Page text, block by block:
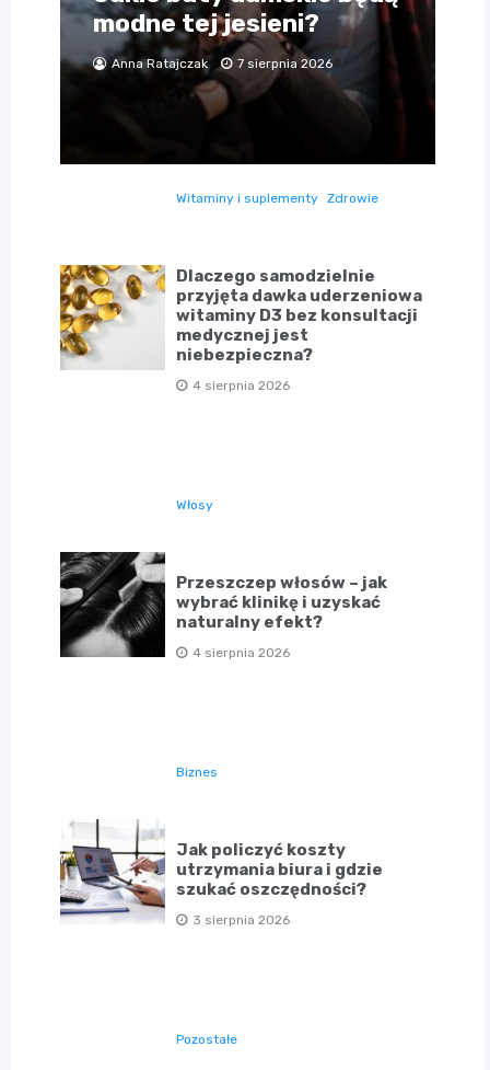
modne tej jesieni?
Anna Ratajczak 7 sierpnia 2026
Witaminy i suplementy Zdrowie
Dlaczego samodzielnie
przyjęta dawka uderzeniowa
witaminy D3 bez konsultacji
medycznej jest
niebezpieczna?
4 sierpnia 2026
Włosy
Przeszczep włosów – jak
wybrać klinikę i uzyskać
naturalny efekt?
4 sierpnia 2026
Biznes
Jak policzyć koszty
utrzymania biura i gdzie
szukać oszczędności?
3 sierpnia 2026
Pozostałe